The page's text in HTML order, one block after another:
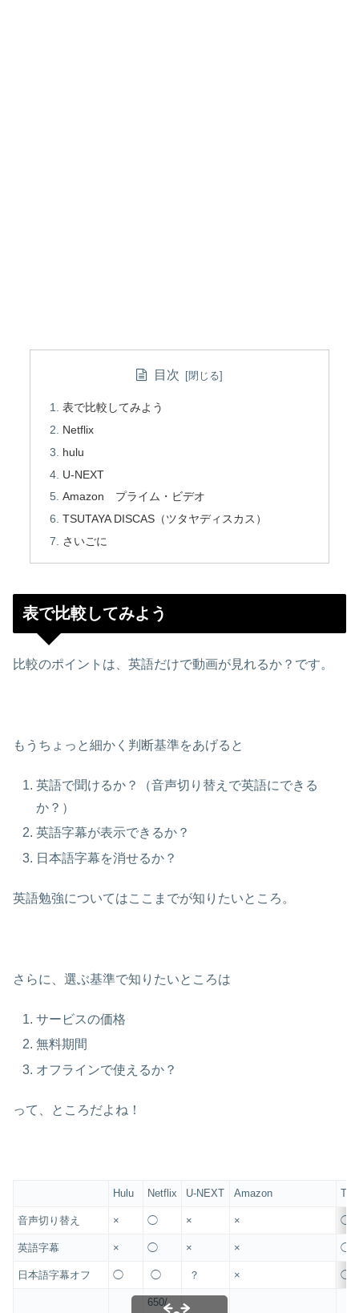
目次
表で比較してみよう
Netflix
hulu
U-NEXT
Amazon プライム・ビデオ
TSUTAYA DISCAS（ツタヤディスカス）
さいごに
表で比較してみよう
比較のポイントは、英語だけで動画が見れるか？です。
もうちょっと細かく判断基準をあげると
英語で聞けるか？（音声切り替えで英語にできる
か？）
英語字幕が表示できるか？
日本語字幕を消せるか？
英語勉強についてはここまでが知りたいところ。
さらに、選ぶ基準で知りたいところは
サービスの価格
無料期間
オフラインで使えるか？
って、ところだよね！
Hulu Netflix U-NEXT Amazon
音声切り替え × ◯ × × ◯
英語字幕 × ◯ × × ◯
日本語字幕オフ ◯ ◯ ？ × ◯
650/